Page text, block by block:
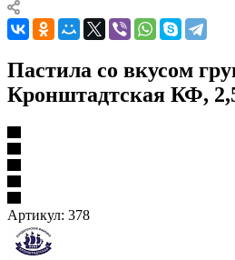
Пастила со вкусом
Кронштадтская КФ,
Артикул: 378